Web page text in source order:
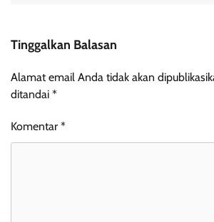
Tinggalkan Balasan
Alamat email Anda tidak akan
ditandai *
Komentar *